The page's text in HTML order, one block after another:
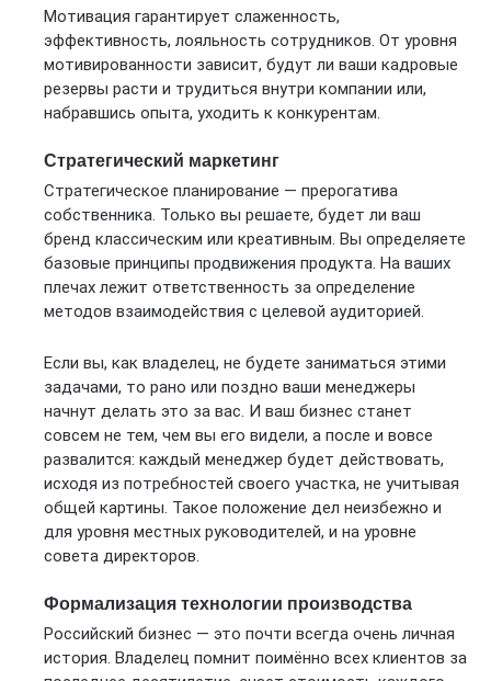
Мотивация гарантирует слаженность,
эффективность, лояльность сотрудников. От уровня
мотивированности зависит, будут ли ваши кадровые
резервы расти и трудиться внутри компании или,
набравшись опыта, уходить к конкурентам.
Стратегический маркетинг
Стратегическое планирование — прерогатива
собственника. Только вы решаете, будет ли ваш
бренд классическим или креативным. Вы определяете
базовые принципы продвижения продукта. На ваших
плечах лежит ответственность за определение
методов взаимодействия с целевой аудиторией.
Если вы, как владелец, не будете заниматься этими
задачами, то рано или поздно ваши менеджеры
начнут делать это за вас. И ваш бизнес станет
совсем не тем, чем вы его видели, а после и вовсе
развалится: каждый менеджер будет действовать,
исходя из потребностей своего участка, не учитывая
общей картины. Такое положение дел неизбежно и
для уровня местных руководителей, и на уровне
совета директоров.
Формализация технологии производства
Российский бизнес — это почти всегда очень личная
история. Владелец помнит поимённо всех клиентов за